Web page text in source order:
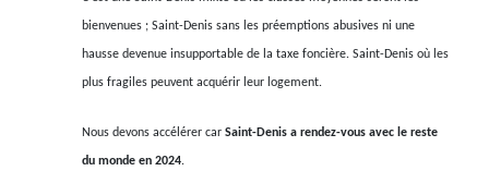
bienvenues ; Saint-Denis sans les préemptions abusives ni une
hausse devenue insupportable de la taxe foncière. Saint-Denis où les
plus fragiles peuvent acquérir leur logement.
Nous devons accélérer car Saint-Denis a rendez-vous avec le reste
du monde en 2024.